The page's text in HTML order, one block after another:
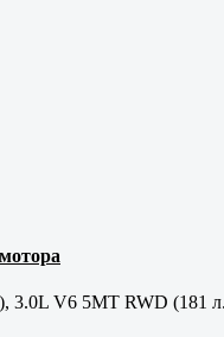
3.0L V6 5MT RWD (181